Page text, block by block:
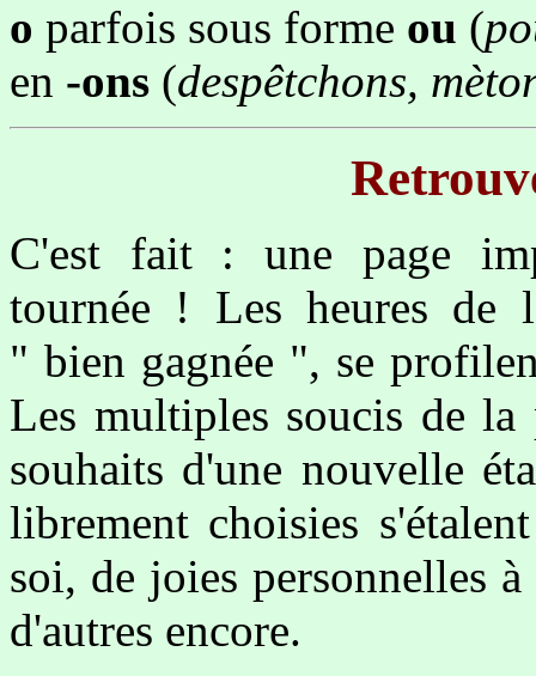
o parfois sous forme ou (
en -ons (despêtchons,
C'est fait : une page
tournée ! Les heures de
" bien gagnée ", se
Les multiples soucis de
souhaits d'une nouvelle
librement choisies
soi, de joies personnelles
d'autres encore.